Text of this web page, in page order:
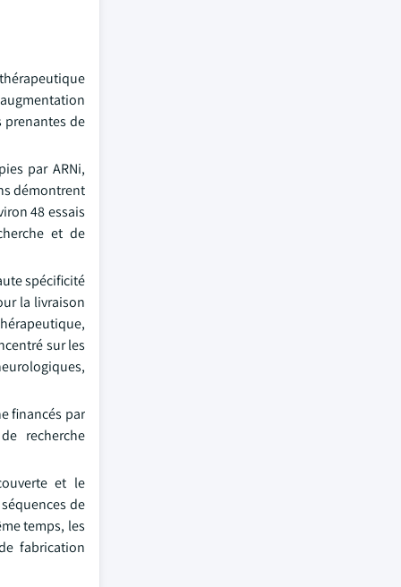
prenantes de
par ARNi,
démontrent
48 essais
et de
spécificité
la livraison
sur les
financés par
recherche
et le
de
temps, les
fabrication